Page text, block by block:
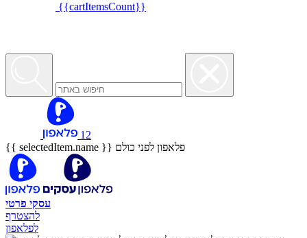
{{cartItemsCount}}
12
{{ selectedItem.name }} פלאפון לפני כולם
עסקי פרטי
להצטרף
לפלאפון